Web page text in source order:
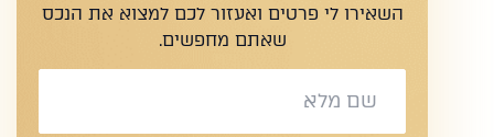
השאירו לי פרטים ואעזור לכם למצוא את הנכס
שאתם מחפשים.